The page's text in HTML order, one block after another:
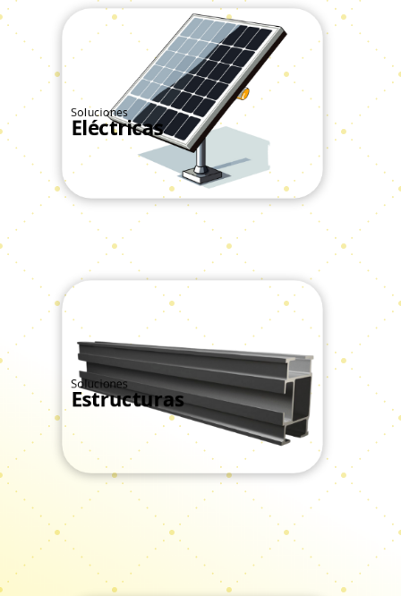
Soluciones
Eléctricas
Ver Todos
Soluciones
Estructuras
Ver Todos